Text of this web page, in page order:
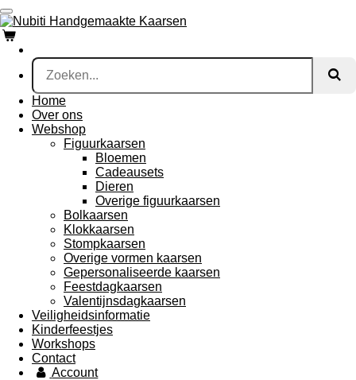
Ga
direct
naar
de
hoofdinhoud
Home
Over ons
Webshop
Figuurkaarsen
Bloemen
Cadeausets
Dieren
Overige figuurkaarsen
Bolkaarsen
Klokkaarsen
Stompkaarsen
Overige vormen kaarsen
Gepersonaliseerde kaarsen
Feestdagkaarsen
Valentijnsdagkaarsen
Veiligheidsinformatie
Kinderfeestjes
Workshops
Contact
Account